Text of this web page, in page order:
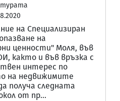
на Специализиран
на
ценности" Моля, във
както и във връзка с
интерес по
на недвижимите
получа следната
от пр...